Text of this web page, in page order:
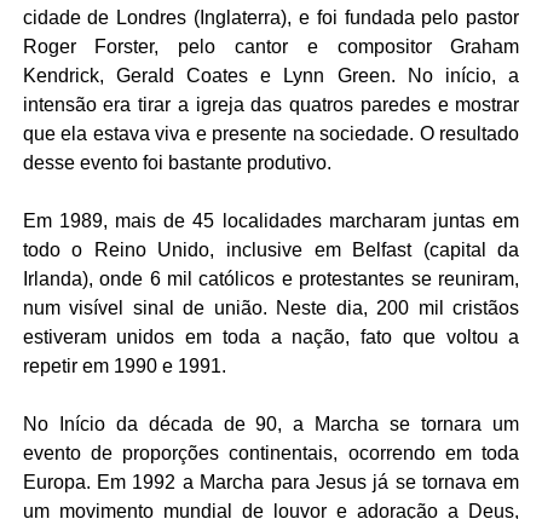
cidade de Londres (Inglaterra), e foi fundada pelo pastor
Roger Forster, pelo cantor e compositor Graham
Kendrick, Gerald Coates e Lynn Green. No início, a
intensão era tirar a igreja das quatros paredes e mostrar
que ela estava viva e presente na sociedade. O resultado
desse evento foi bastante produtivo.
Em 1989, mais de 45 localidades marcharam juntas em
todo o Reino Unido, inclusive em Belfast (capital da
Irlanda), onde 6 mil católicos e protestantes se reuniram,
num visível sinal de união. Neste dia, 200 mil cristãos
estiveram unidos em toda a nação, fato que voltou a
repetir em 1990 e 1991.
No Início da década de90, a Marcha se tornara um
evento de proporções continentais, ocorrendoem toda
Europa. Em 1992 a Marcha para Jesus já se tornava em
um movimento mundial de louvor e adoração a Deus,